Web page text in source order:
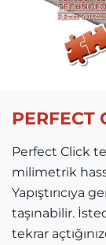
PERFECT
Perfect Click
milimetrik
Yapıştırıcıya
taşınabilir.
tekrar